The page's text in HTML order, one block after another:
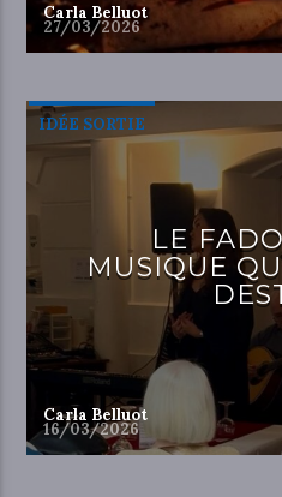
Carla Belluot
27/03/2026
IDÉE SORTIE
LE
MUSIQUE
Carla Belluot
16/03/2026